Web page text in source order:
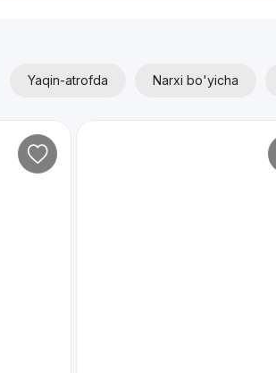
Yaqin-atrofda Narxi bo'yicha